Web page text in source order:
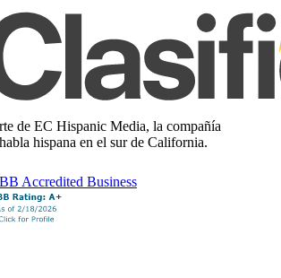
de EC Hispanic Media, la compañía
hispana en el sur de California.
Accredited Business